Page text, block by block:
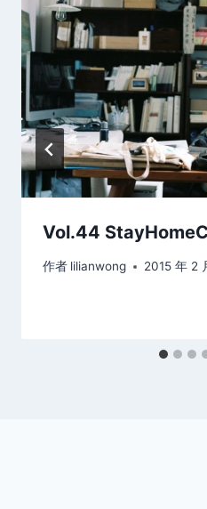
Vol.44
作者 lilianwong 2015 年 2